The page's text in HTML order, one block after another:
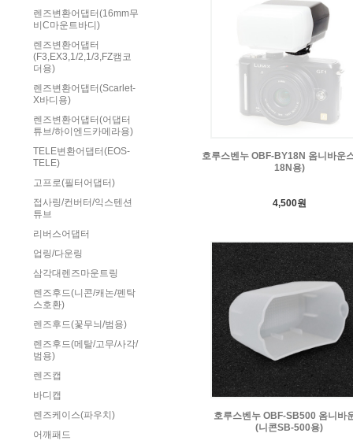
렌즈변환어댑터(16mm무
비C마운트바디)
렌즈변환어댑터
(F3,EX3,1/2,1/3,FZ캠코
더용)
렌즈변환어댑터(Scarlet-
X바디용)
렌즈변환어댑터(어댑터
튜브/하이엔드카메라용)
TELE변환어댑터(EOS-
TELE)
고프로(필터어댑터)
접사링/컨버터/익스텐션
튜브
리버스어댑터
업링/다운링
삼각대렌즈마운트링
렌즈후드(니콘/캐논/펜탁
스호환)
렌즈후드(꽃무늬/범용)
렌즈후드(메탈/고무/사각/
범용)
렌즈캡
바디캡
렌즈케이스(파우치)
어깨패드
호루스벤누 OBF-BY18N 옴니바운
18N용)
4,500원
호루스벤누 OBF-SB500 옴니바
(니콘SB-500용)